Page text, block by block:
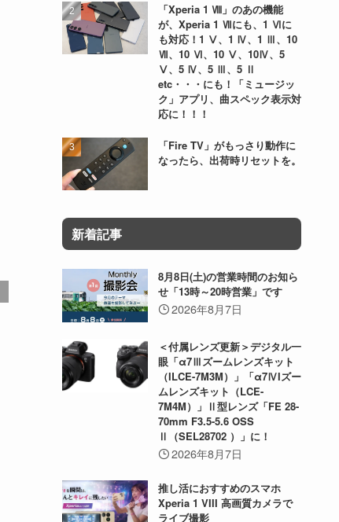
「Xperia 1 Ⅷ」のあの機能
が、Xperia 1 Ⅶにも、1 Ⅵに
も対応！1 Ⅴ、1 Ⅳ、1 Ⅲ、10
Ⅶ、10 Ⅵ、10 Ⅴ、10Ⅳ、5
Ⅴ、5 Ⅳ、5 Ⅲ、5 Ⅱ
etc・・・にも！「ミュージッ
ク」アプリ、曲スペック表示対
応に！！！
「Fire TV」がもっさり動作に
なったら、出荷時リセットを。
新着記事
8月8日(土)の営業時間のお知ら
せ「13時～20時営業」です
2026年8月7日
＜付属レンズ更新＞デジタル一
眼「α7Ⅲズームレンズキット
（ILCE-7M3M）」「α7ⅣIズー
ムレンズキット（LCE-
7M4M）」Ⅱ型レンズ「FE 28-
70mm F3.5-5.6 OSS
Ⅱ（SEL28702 ）」に！
2026年8月7日
推し活におすすめのスマホ
Xperia 1 VIII 高画質カメラで
ライブ撮影